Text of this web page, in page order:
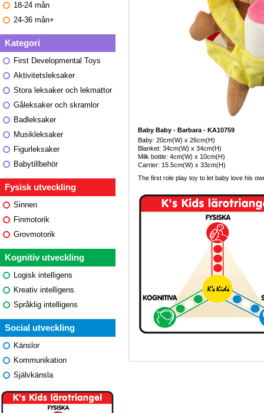
18-24 mån
24-36 mån+
Kategori
First Developmental Toys
Aktivitetsleksaker
Stora leksaker och lekmattor
Gåleksaker och skramlor
Badleksaker
Musikleksaker
Figurleksaker
Babytillbehör
Fysisk utveckling
Sinnen
Finmotorik
Grovmotorik
Kognitiv utveckling
Logisk intelligens
Kreativ intelligens
Språklig intelligens
Social utveckling
Känslor
Kommunikation
Självkänsla
Baby Baby - Barbara - KA10759
Baby: 20cm(W) x 26cm(H)
Blanket: 34cm(W) x 34cm(H)
Milk bottle: 4cm(W) x 10cm(H)
Carrier: 15.5cm(W) x 33cm(H)
The first role play toy to let baby love his